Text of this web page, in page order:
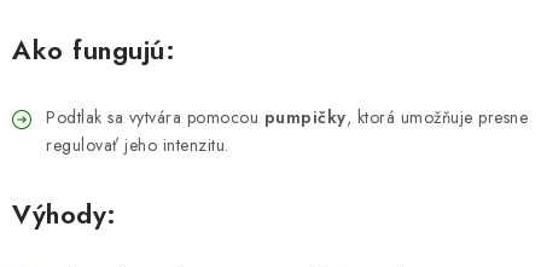
Ako fungujú:
Podtlak sa vytvára pomocou pumpičky, ktorá umožňuje presne
regulovať jeho intenzitu.
Výhody: